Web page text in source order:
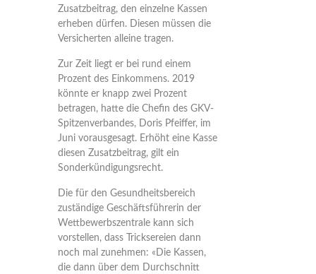
Zusatzbeitrag, den einzelne Kassen
erheben dürfen. Diesen müssen die
Versicherten alleine tragen.
Zur Zeit liegt er bei rund einem
Prozent des Einkommens. 2019
könnte er knapp zwei Prozent
betragen, hatte die Chefin des GKV-
Spitzenverbandes, Doris Pfeiffer, im
Juni vorausgesagt. Erhöht eine Kasse
diesen Zusatzbeitrag, gilt ein
Sonderkündigungsrecht.
Die für den Gesundheitsbereich
zuständige Geschäftsführerin der
Wettbewerbszentrale kann sich
vorstellen, dass Tricksereien dann
noch mal zunehmen: «Die Kassen,
die dann über dem Durchschnitt